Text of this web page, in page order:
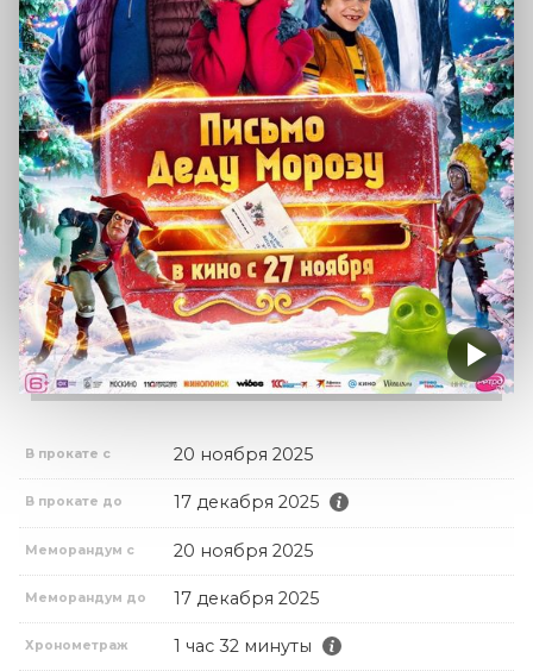
В прокате с 20 ноября 2025
В прокате до 17 декабря 2025
Меморандум с 20 ноября 2025
Меморандум до 17 декабря 2025
Хронометраж 1 час 32 минуты